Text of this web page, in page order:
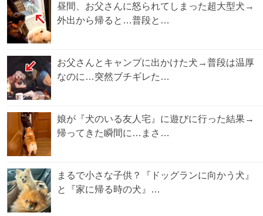
昼間、お父さんに怒られてしまった超大型犬→
外出から帰ると…普段と…
お父さんとキャンプに出かけた犬→普段は温厚
なのに…突然ブチギレた…
娘が『犬のいる友人宅』に遊びに行った結果→
帰ってきた瞬間に…まさ…
まるで小さな子供？『ドッグランに向かう犬』
と『家に帰る時の犬』…